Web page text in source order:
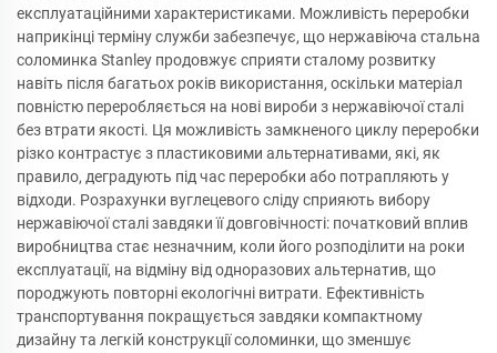
експлуатаційними характеристиками. Можливість переробки
наприкінці терміну служби забезпечує, що нержавіюча стальна
соломинка Stanley продовжує сприяти сталому розвитку
навіть після багатьох років використання, оскільки матеріал
повністю переробляється на нові вироби з нержавіючої сталі
без втрати якості. Ця можливість замкненого циклу переробки
різко контрастує з пластиковими альтернативами, які, як
правило, деградують під час переробки або потрапляють у
відходи. Розрахунки вуглецевого сліду сприяють вибору
нержавіючої сталі завдяки її довговічності: початковий вплив
виробництва стає незначним, коли його розподілити на роки
експлуатації, на відміну від одноразових альтернатив, що
породжують повторні екологічні витрати. Ефективність
транспортування покращується завдяки компактному
дизайну та легкій конструкції соломинки, що зменшує